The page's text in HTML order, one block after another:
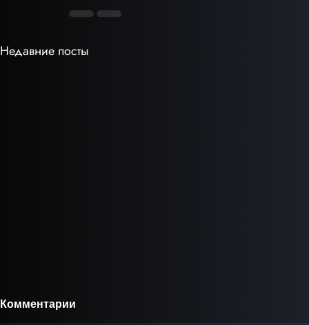
Недавние посты
Комментарии